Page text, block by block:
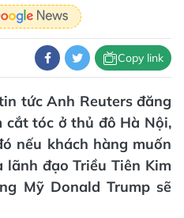
Copy link
tức Anh Reuters đăng
tóc ở thủ đô Hà Nội,
nếu khách hàng muốn
đạo Triều Tiên Kim
Mỹ Donald Trump sẽ